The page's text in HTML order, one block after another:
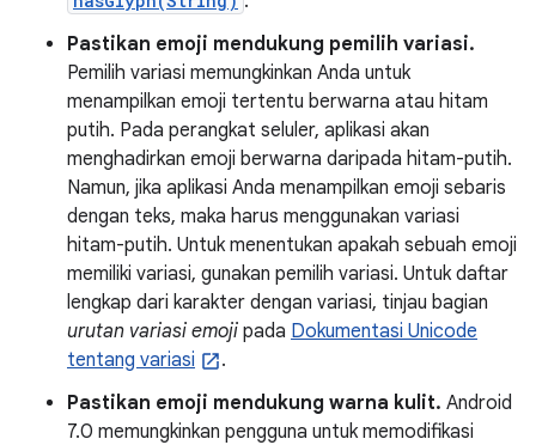
Pastikan emoji mendukung pemilih variasi.
Pemilih variasi memungkinkan Anda untuk
menampilkan emoji tertentu berwarna atau hitam
putih. Pada perangkat seluler, aplikasi akan
menghadirkan emoji berwarna daripada hitam-putih.
Namun, jika aplikasi Anda menampilkan emoji sebaris
dengan teks, maka harus menggunakan variasi
hitam-putih. Untuk menentukan apakah sebuah emoji
memiliki variasi, gunakan pemilih variasi. Untuk daftar
lengkap dari karakter dengan variasi, tinjau bagian
urutan variasi emoji pada Dokumentasi Unicode
tentang variasi
.
Pastikan emoji mendukung warna kulit. Android
7.0 memungkinkan pengguna untuk memodifikasi